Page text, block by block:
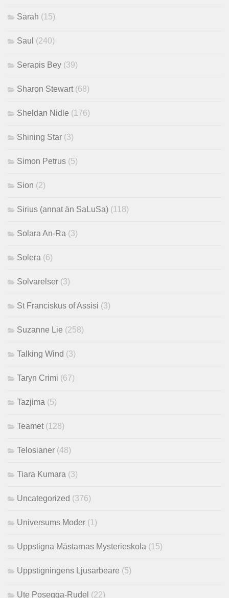
Sarah (15)
Saul (240)
Serapis Bey (39)
Sharon Stewart (68)
Sheldan Nidle (176)
Shining Star (3)
Simon Petrus (5)
Sion (2)
Sirius (annat än SaLuSa) (118)
Solara An-Ra (3)
Solera (6)
Solvarelser (3)
St Franciskus of Assisi (3)
Suzanne Lie (258)
Talking Wind (3)
Taryn Crimi (67)
Tazjima (5)
Teamet (128)
Telosianer (48)
Tiara Kumara (3)
Uncategorized (376)
Universums Moder (1)
Uppstigna Mästarnas Mysterieskola (15)
Uppstigningens Ljusarbeare (5)
Ute Posegga-Rudel (22)